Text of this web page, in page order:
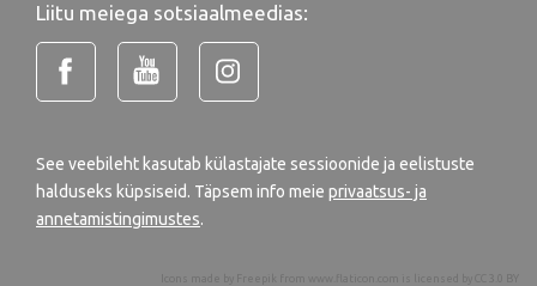
Liitu meiega sotsiaalmeedias:
See veebileht kasutab külastajate sessioonide ja eelistuste
halduseks küpsiseid. Täpsem info meie privaatsus- ja
annetamistingimustes.